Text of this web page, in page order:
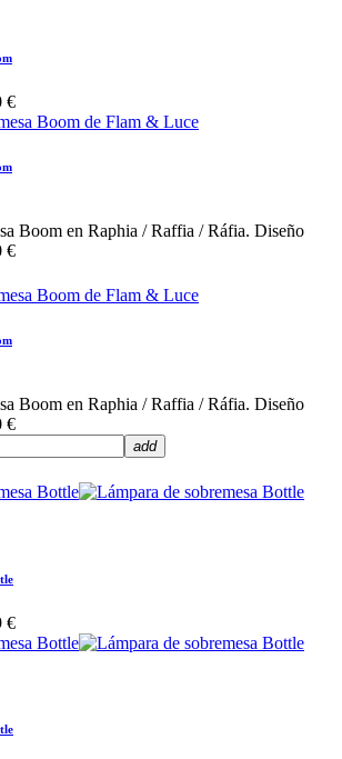
€
Boom en Raphia / Raffia / Ráfia. Diseño
€
Boom en Raphia / Raffia / Ráfia. Diseño
€
add
€